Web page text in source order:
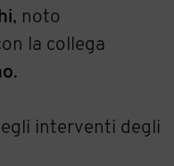
, noto
la collega
.
interventi degli